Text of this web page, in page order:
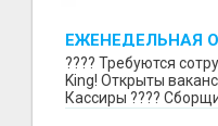
ЕЖЕНЕДЕЛЬНАЯ
???? Требуются
King! Открыты
Кассиры ????